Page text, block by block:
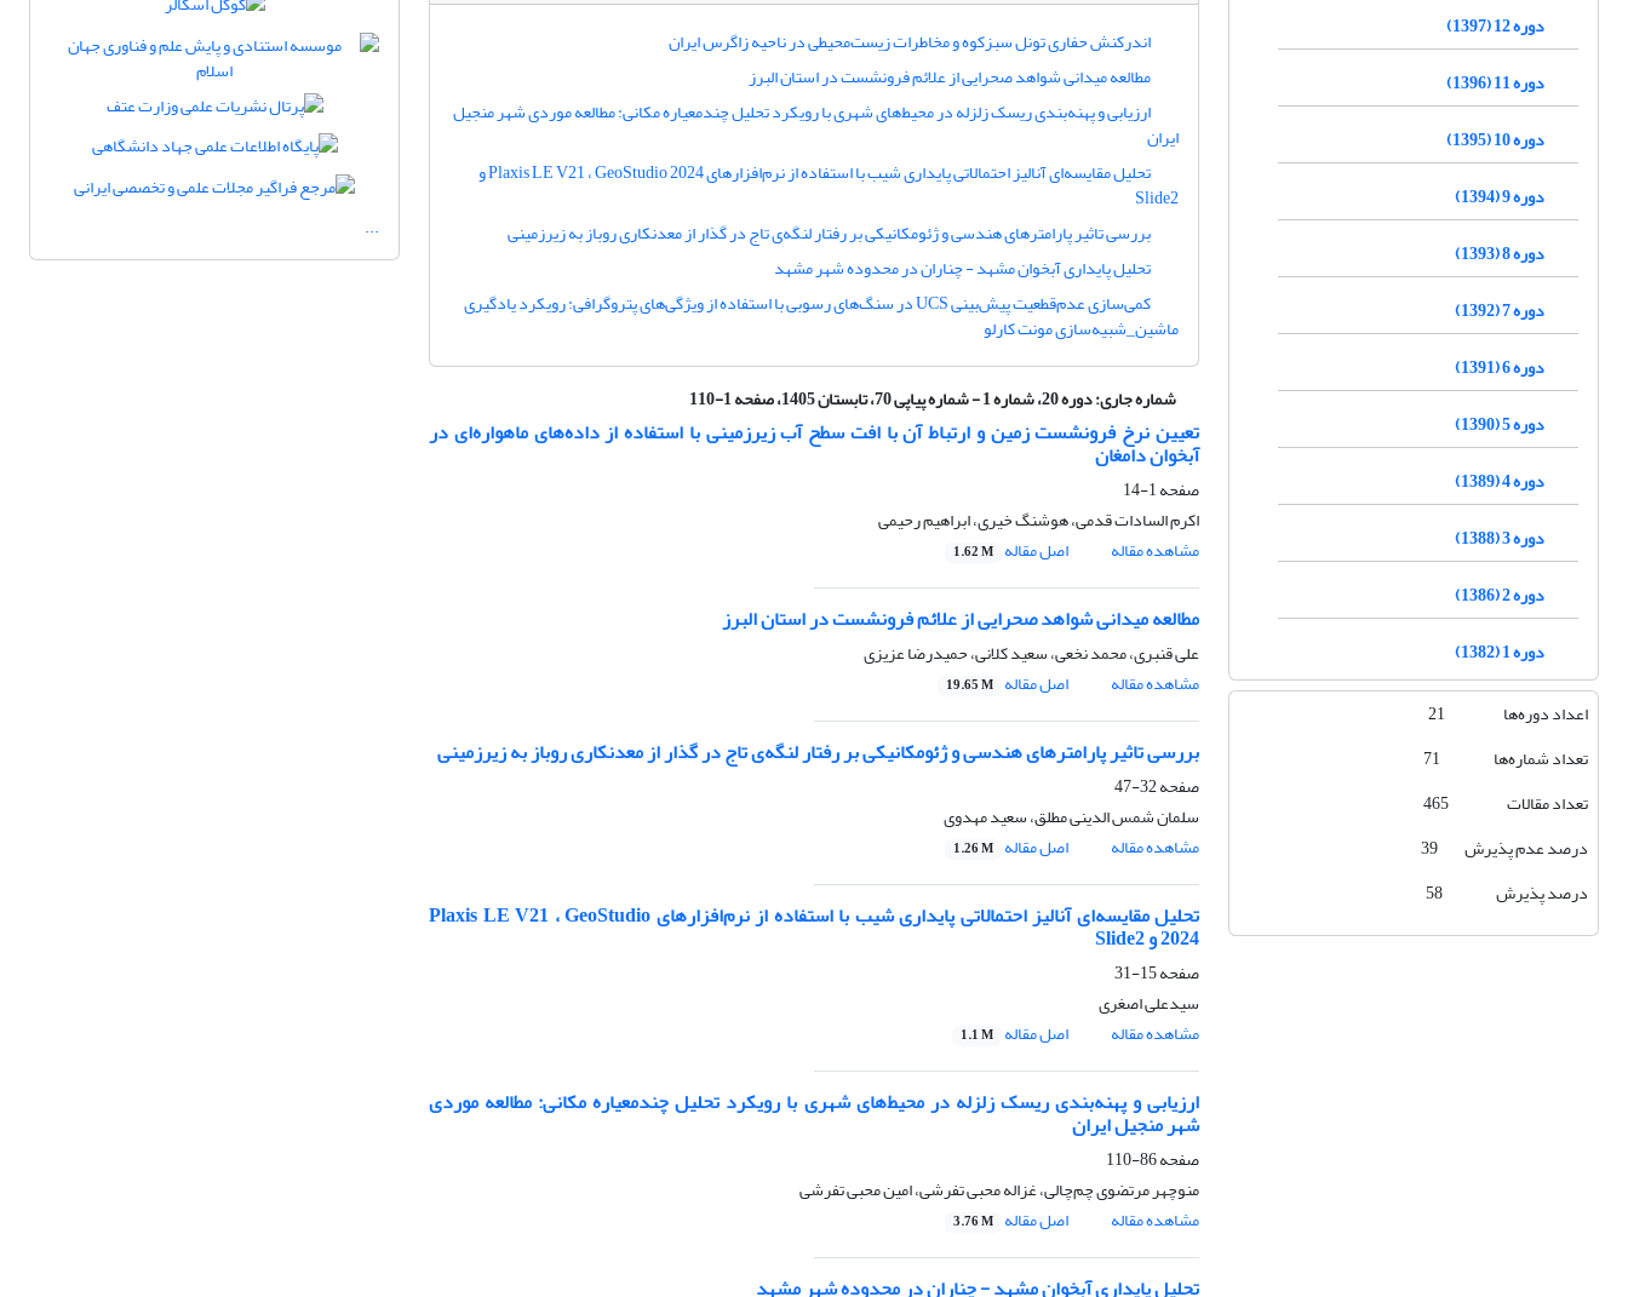
دوره 12 (1397)
دوره 11 (1396)
دوره 10 (1395)
دوره 9 (1394)
دوره 8 (1393)
دوره 7 (1392)
دوره 6 (1391)
دوره 5 (1390)
دوره 4 (1389)
دوره 3 (1388)
دوره 2 (1386)
دوره 1 (1382)
اعداد دوره‌ها 21
تعداد شماره‌ها 71
تعداد مقالات 465
درصد عدم پذیرش 39
درصد پذیرش 58
اندرکنش حفاری تونل سبزکوه و مخاطرات زیست‌محیطی در ناحیه زاگرس ایران
مطالعه میدانی شواهد صحرایی از علائم فرونشست در استان البرز
ارزیابی و پهنه‌بندی ریسک زلزله در محیط‌های شهری با رویکرد تحلیل چندمعیاره مکانی: مطالعه موردی شهر منجیل
ایران
تحلیل مقایسه‌ای آنالیز احتمالاتی پایداری شیب با استفاده از نرم‌افزارهای Plaxis LE V21 ، GeoStudio 2024 و
Slide2
بررسی تاثیر پارامترهای هندسی و ژئومکانیکی بر رفتار لنگه‌ی تاج در گذار از معدنکاری روباز به زیرزمینی
تحلیل پایداری آبخوان مشهد - چناران در محدوده شهر مشهد
کمی‌سازی عدم‌قطعیت پیش‌بینی UCS در سنگ‌های رسوبی با استفاده از ویژگی‌های پتروگرافی: رویکرد یادگیری
ماشین_شبیه‌سازی مونت کارلو
شماره جاری:دوره 20، شماره 1 - شماره پیاپی 70، تابستان 1405، صفحه 1-110
تعیین نرخ فرونشست زمین و ارتباط آن با افت سطح آب زیرزمینی با استفاده از داده‌های ماهواره‌ای در
آبخوان دامغان
صفحه1-14
اکرم السادات قدمی، هوشنگ خیری، ابراهیم رحیمی
مشاهده مقاله
اصل مقاله 1.62 M
مطالعه میدانی شواهد صحرایی از علائم فرونشست در استان البرز
علی قنبری، محمد نخعی، سعید کلانی، حمیدرضا عزیزی
مشاهده مقاله
اصل مقاله 19.65 M
بررسی تاثیر پارامترهای هندسی و ژئومکانیکی بر رفتار لنگه‌ی تاج در گذار از معدنکاری روباز به زیرزمینی
صفحه32-47
سلمان شمس الدینی مطلق، سعید مهدوی
مشاهده مقاله
اصل مقاله 1.26 M
تحلیل مقایسه‌ای آنالیز احتمالاتی پایداری شیب با استفاده از نرم‌افزارهای Plaxis LE V21 ، GeoStudio
2024 و Slide2
صفحه15-31
سیدعلی اصغری
مشاهده مقاله
اصل مقاله 1.1 M
ارزیابی و پهنه‌بندی ریسک زلزله در محیط‌های شهری با رویکرد تحلیل چندمعیاره مکانی: مطالعه موردی
شهر منجیل ایران
صفحه86-110
منوچهر مرتضوی چم‌چالی، غزاله محبی تفرشی، امین محبی تفرشی
مشاهده مقاله
اصل مقاله 3.76 M
تحلیل پایداری آبخوان مشهد - چناران در محدوده شهر مشهد
...